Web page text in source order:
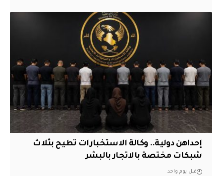
إحداهن دولية.. وكالة الاستخبارات تطيح بثلاث
شبكات مختصة بالاتجار بالبشر
قبل يوم واحد